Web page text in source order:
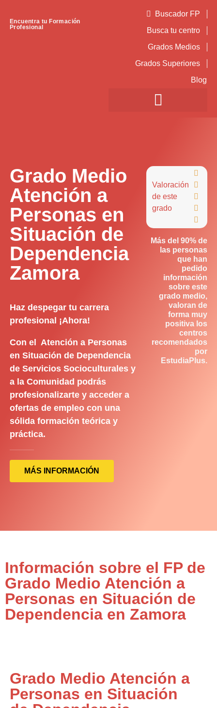
Encuentra tu Formación
Profesional
Buscador FP
Busca tu centro
Grados Medios
Grados Superiores
Blog
Grado Medio
Atención a
Personas en
Situación de
Dependencia
Zamora
Haz despegar tu carrera
profesional ¡Ahora!
Con el Atención a Personas
en Situación de Dependencia
de Servicios Socioculturales y
a la Comunidad podrás
profesionalizarte y acceder a
ofertas de empleo con una
sólida formación teórica y
práctica.
MÁS INFORMACIÓN
Valoración
de este
grado





Más del 90% de
las personas
que han
pedido
información
sobre este
grado medio,
valoran de
forma muy
positiva los
centros
recomendados
por
EstudiaPlus.
Información sobre el FP de
Grado Medio Atención a
Personas en Situación de
Dependencia en Zamora
Grado Medio Atención a
Personas en Situación